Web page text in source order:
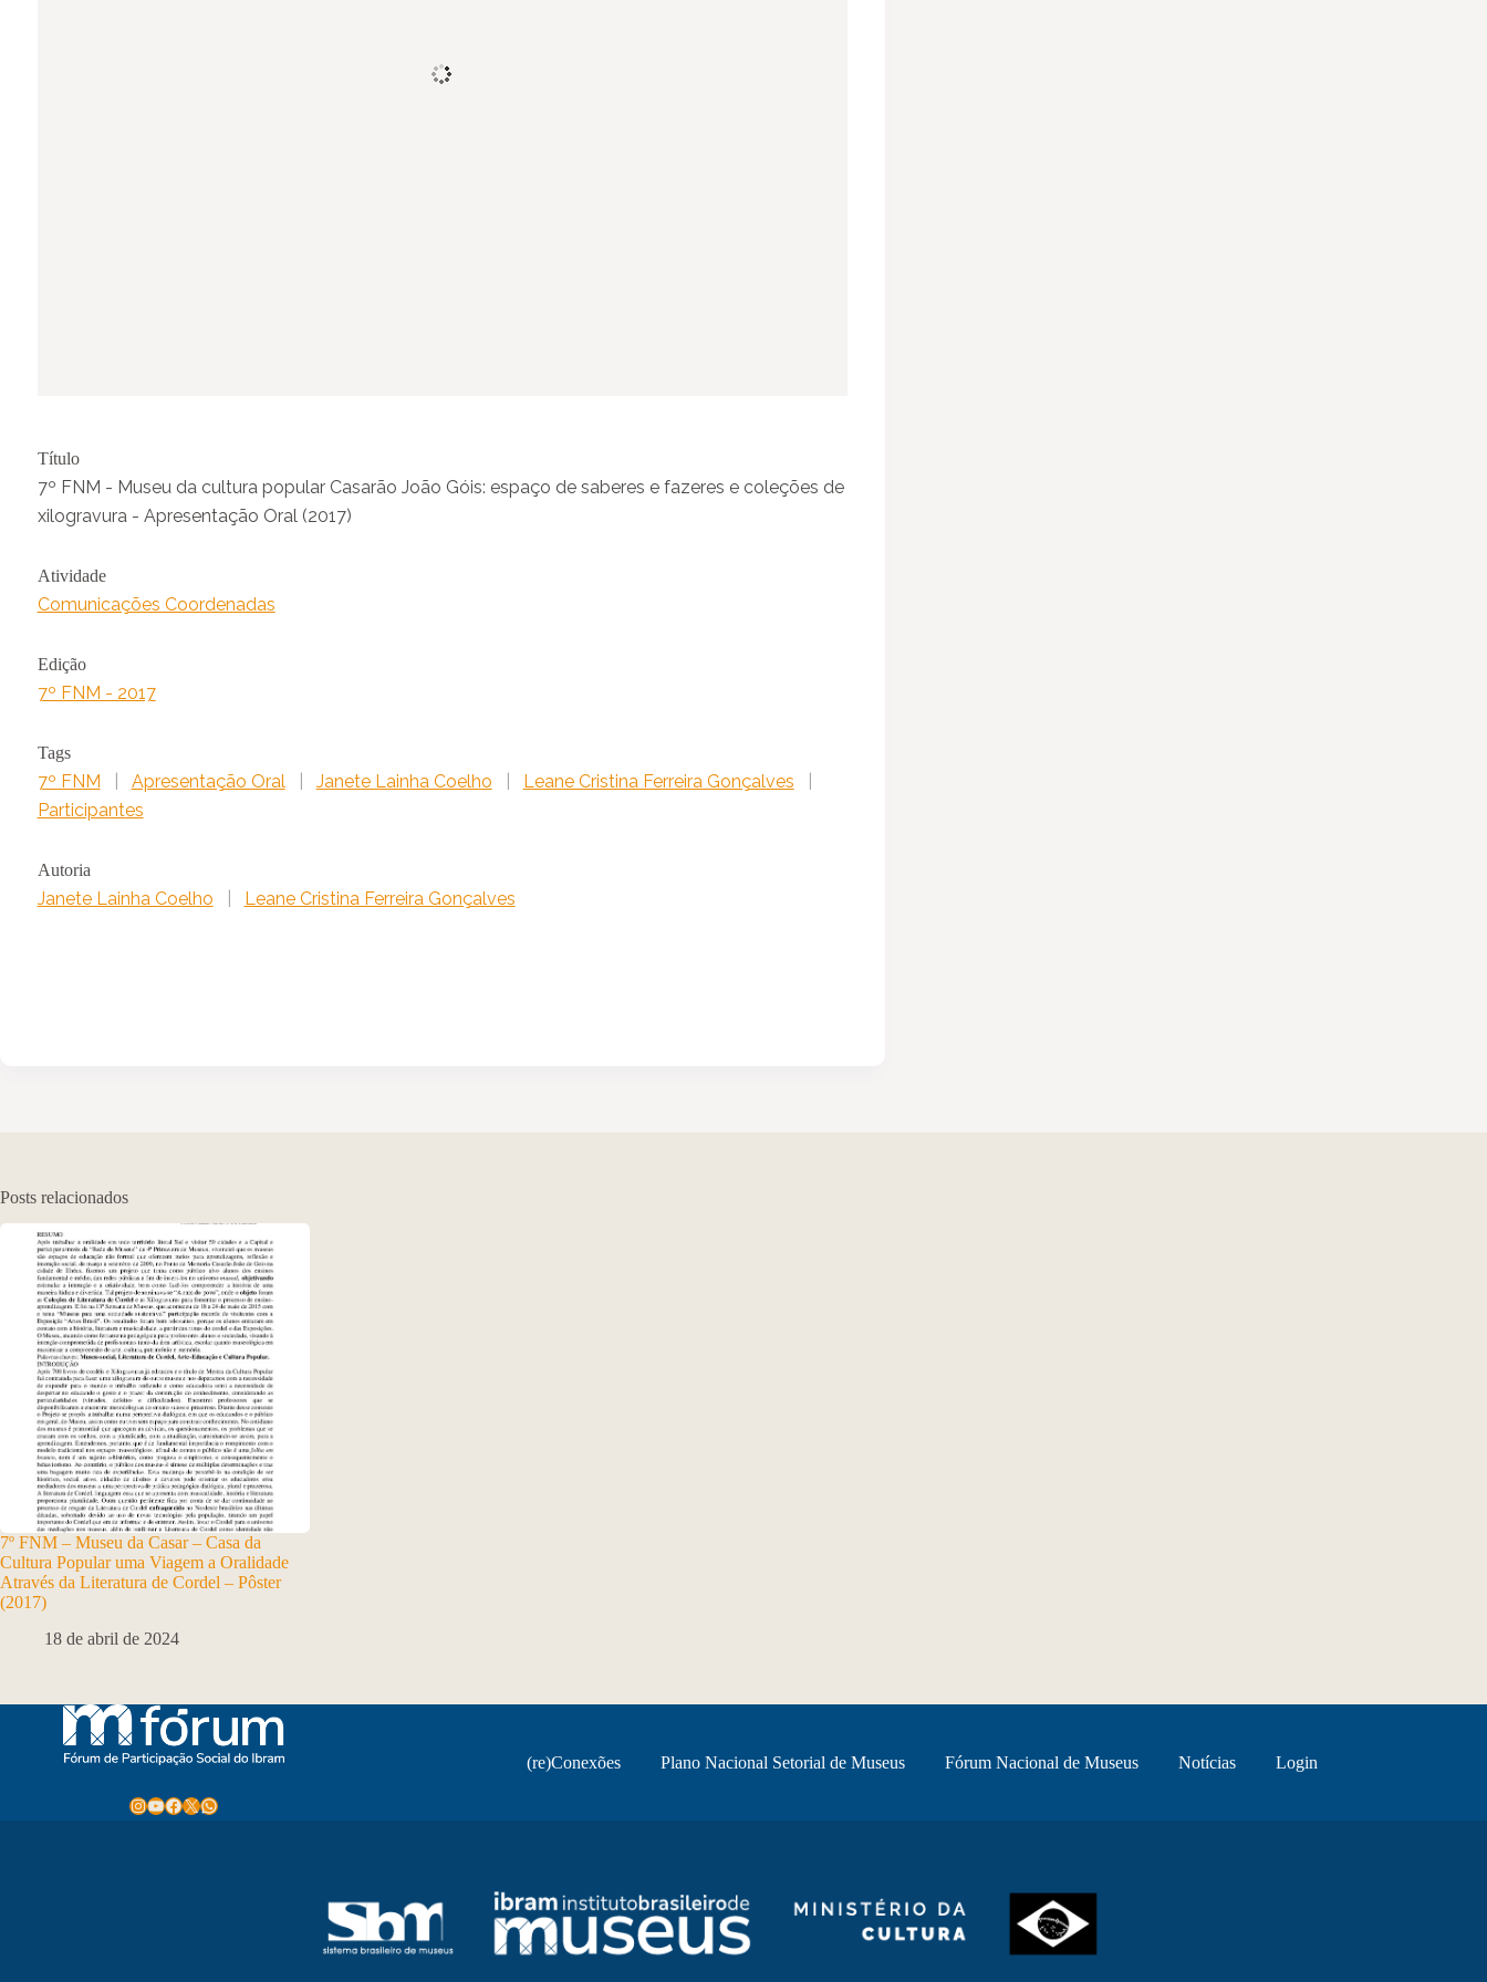
Título
7º FNM - Museu da cultura popular Casarão João Góis: espaço de saberes e fazeres e coleções de
xilogravura - Apresentação Oral (2017)
Atividade
Comunicações Coordenadas
Edição
7º FNM - 2017
Tags
7º FNM Apresentação Oral Janete Lainha Coelho Leane Cristina Ferreira Gonçalves
Participantes
Autoria
Janete Lainha Coelho Leane Cristina Ferreira Gonçalves
Posts relacionados
7º FNM – Museu da Casar – Casa da
Cultura Popular uma Viagem a Oralidade
Através da Literatura de Cordel – Pôster
(2017)
18 de abril de 2024
Instagram
Youtube
Facebook
X WhatsApp
(re)Conexões Plano Nacional Setorial de Museus Fórum Nacional de Museus Notícias Login